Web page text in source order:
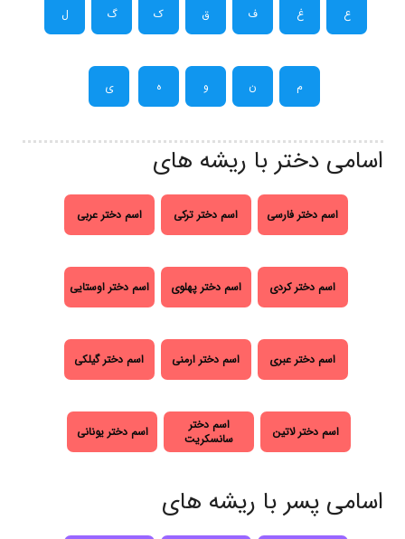
ع غ ف ق ک گ ل
م ن و ه ی
اسامی دختر با ریشه های
اسم دختر فارسی اسم دختر ترکی اسم دختر عربی
اسم دختر کردی اسم دختر پهلوی اسم دختر اوستایی
اسم دختر عبری اسم دختر ارمنی اسم دختر گیلکی
اسم دختر لاتین
اسم دختر
سانسکریت
اسم دختر یونانی
اسامی پسر با ریشه های